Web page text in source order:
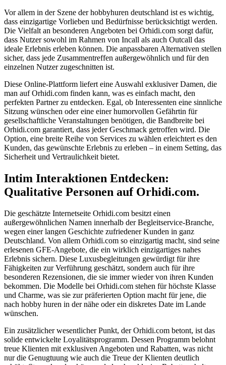
Vor allem in der Szene der hobbyhuren deutschland ist es wichtig,
dass einzigartige Vorlieben und Bedürfnisse berücksichtigt werden.
Die Vielfalt an besonderen Angeboten bei Orhidi.com sorgt dafür,
dass Nutzer sowohl im Rahmen von Incall als auch Outcall das
ideale Erlebnis erleben können. Die anpassbaren Alternativen stellen
sicher, dass jede Zusammentreffen außergewöhnlich und für den
einzelnen Nutzer zugeschnitten ist.
Diese Online-Plattform liefert eine Auswahl exklusiver Damen, die
man auf Orhidi.com finden kann, was es einfach macht, den
perfekten Partner zu entdecken. Egal, ob Interessenten eine sinnliche
Sitzung wünschen oder eine einer humorvollen Gefährtin für
gesellschaftliche Veranstaltungen benötigen, die Bandbreite bei
Orhidi.com garantiert, dass jeder Geschmack getroffen wird. Die
Option, eine breite Reihe von Services zu wählen erleichtert es den
Kunden, das gewünschte Erlebnis zu erleben – in einem Setting, das
Sicherheit und Vertraulichkeit bietet.
Intim Interaktionen Entdecken:
Qualitative Personen auf Orhidi.com.
Die geschätzte Internetseite Orhidi.com besitzt einen
außergewöhnlichen Namen innerhalb der Begleitservice-Branche,
wegen einer langen Geschichte zufriedener Kunden in ganz
Deutschland. Von allem Orhidi.com so einzigartig macht, sind seine
erlesenen GFE-Angebote, die ein wirklich einzigartiges nahes
Erlebnis sichern. Diese Luxusbegleitungen gewürdigt für ihre
Fähigkeiten zur Verführung geschätzt, sondern auch für ihre
besonderen Rezensionen, die sie immer wieder von ihren Kunden
bekommen. Die Modelle bei Orhidi.com stehen für höchste Klasse
und Charme, was sie zur präferierten Option macht für jene, die
nach hobby huren in der nähe oder ein diskretes Date im Lande
wünschen.
Ein zusätzlicher wesentlicher Punkt, der Orhidi.com betont, ist das
solide entwickelte Loyalitätsprogramm. Dessen Programm belohnt
treue Klienten mit exklusiven Angeboten und Rabatten, was nicht
nur die Genugtuung wie auch die Treue der Klienten deutlich